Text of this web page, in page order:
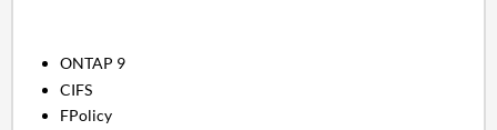
ONTAP 9
CIFS
FPolicy